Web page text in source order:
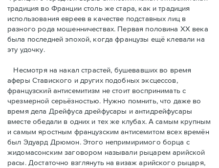
традиция во Франции столь же стара, как и традиция
использования евреев в качестве подставных лиц в
разного рода мошенничествах. Первая половина ХХ века
была последней эпохой, когда французы ещё клевали на
эту удочку.
Несмотря на накал страстей, бушевавших во время
аферы Ставиского и других подобных эксцессов,
французский антисемитизм не стоит воспринимать с
чрезмерной серьёзностью. Нужно помнить, что даже во
время дела Дрейфуса дрейфусары и антидрейфусары
вместе обедали в одних и тех же клубах. А самым крупным
и самым яростным французским антисемитом всех времён
был Эдуард Дрюмон. Этого непримиримого борца с
жидомасонским заговором называли рыцарем арийской
расы. Достаточно взглянуть на визаж арийского рыцаря,